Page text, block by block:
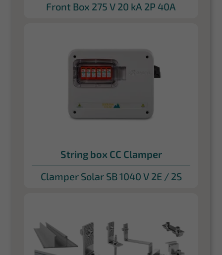
Front Box 275 V 20 kA 2P 40A
String box CC Clamper
Clamper Solar SB 1040 V 2E / 2S